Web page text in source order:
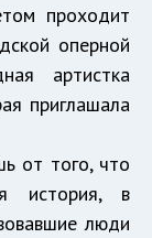
проходит
оперной
артистка
приглашала
от того, что
история, в
люди